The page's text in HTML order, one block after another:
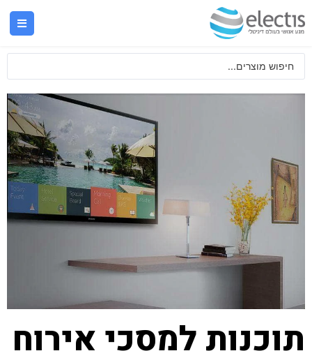
תוכנות למסכי אירוח